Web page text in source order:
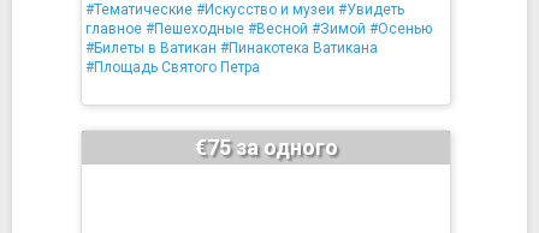
#Тематические #Искусство и музеи #Увидеть
главное #Пешеходные #Весной #Зимой #Осенью
#Билеты в Ватикан #Пинакотека Ватикана
#Площадь Святого Петра
€75 за одного